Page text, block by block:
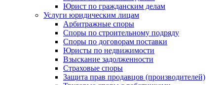
Юрист по гражданским делам
Услуги юридическим лицам
Арбитражные споры
Споры по строительному подряду
Споры по договорам поставки
Юристы по недвижимости
Взыскание задолженности
Страховые споры
Защита прав продавцов (производителей)